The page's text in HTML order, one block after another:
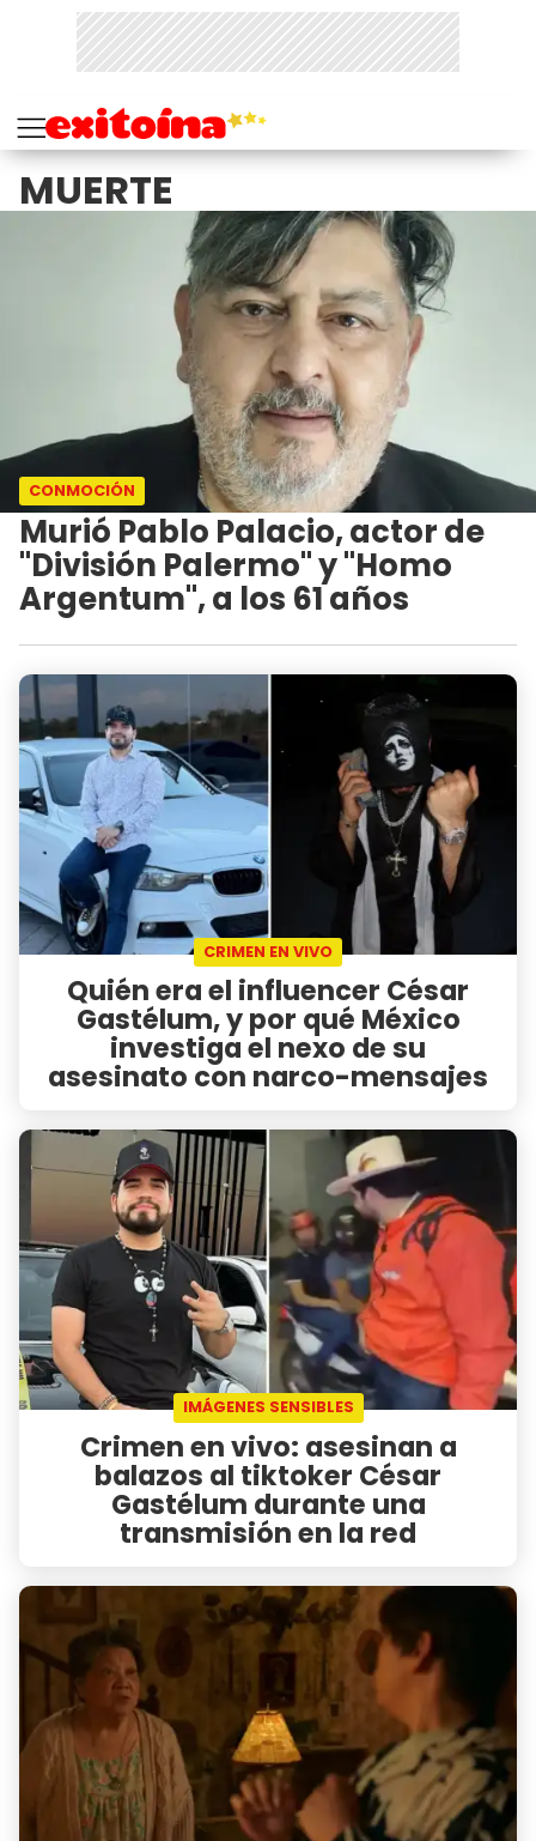
MUERTE
CONMOCIÓN
Murió Pablo Palacio, actor de
"División Palermo" y "Homo
Argentum", a los 61 años
CRIMEN EN VIVO
Quién era el influencer César
Gastélum, y por qué México
investiga el nexo de su
asesinato con narco-mensajes
IMÁGENES SENSIBLES
Crimen en vivo: asesinan a
balazos al tiktoker César
Gastélum durante una
transmisión en la red